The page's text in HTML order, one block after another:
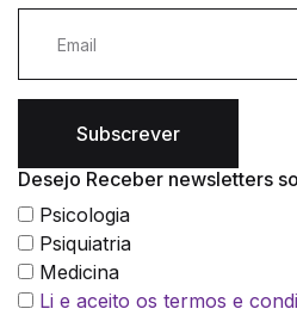
Subscrever
Desejo Receber newsletters
Psicologia
Psiquiatria
Medicina
Li e aceito os termos e